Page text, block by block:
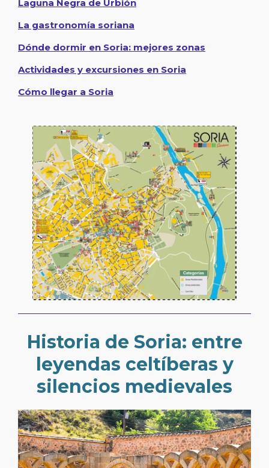
Laguna Negra de Urbión
La gastronomía soriana
Dónde dormir en Soria: mejores zonas
Actividades y excursiones en Soria
Cómo llegar a Soria
Historia de Soria: entre
leyendas celtíberas y
silencios medievales